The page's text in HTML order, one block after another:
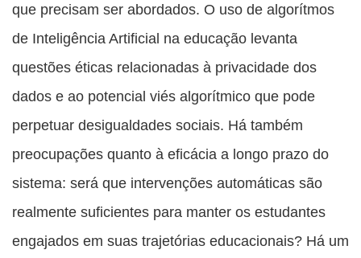
que precisam ser abordados. O uso de algorítmos
de Inteligência Artificial na educação levanta
questões éticas relacionadas à privacidade dos
dados e ao potencial viés algorítmico que pode
perpetuar desigualdades sociais. Há também
preocupações quanto à eficácia a longo prazo do
sistema: será que intervenções automáticas são
realmente suficientes para manter os estudantes
engajados em suas trajetórias educacionais? Há um